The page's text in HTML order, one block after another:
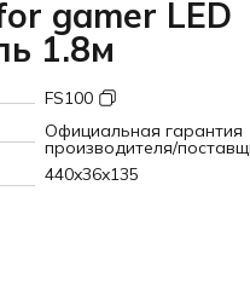
gamer LED
1.8м
FS100
Официальная гарантия
производителя/
440x36x135